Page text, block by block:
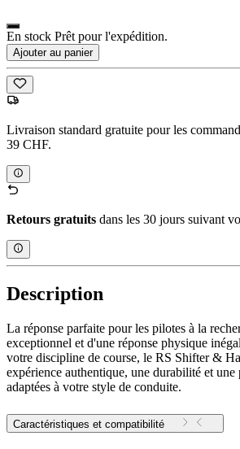
En stock Prêt pour l'expédition.
Ajouter au panier
Livraison standard gratuite pour les
39 CHF.
Retours gratuits dans les 30 jours suivant
Description
La réponse parfaite pour les pilotes à la
exceptionnel et d'une réponse physique
votre discipline de course, le RS Shifter &
expérience authentique, une durabilité et une
adaptées à votre style de conduite.
Caractéristiques et compatibilité